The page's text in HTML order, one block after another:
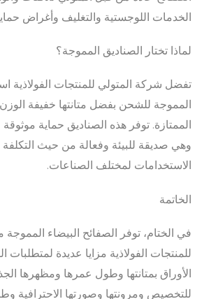
الخدمات اللوجستية والتغليف وأغراض
لماذا تختار الصناديق المموجة؟
تفضل شركة المتولي للمنتجات الفولاذية
المموجة للشحن بفضل متانتها خفيفة
الممتازة. توفر هذه الصناديق حماية موثوقة
وهي صديقة للبيئة وفعالة من حيث التكلفة
الاستخدامات لمختلف الصناعات.
الخاتمة
في الختام، توفر الصفائح البيضاء
للمنتجات الفولاذية مزايا عديدة
الأوراق بمتانتها وطول عمرها ومظهرها
للتخصيص ومرونتها وصورتها الاحترافية